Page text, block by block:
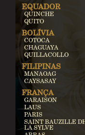
EQUADOR
QUINCHE
QUITO
BOLÍVIA
COTOCA
CHAGUAYA
QUILLACOLLO
FILIPINAS
MANAOAG
CAYSASAY
FRANÇA
GARAISON
LAUS
PARIS
SAINT BAUZILLE DE
LA SYLVE